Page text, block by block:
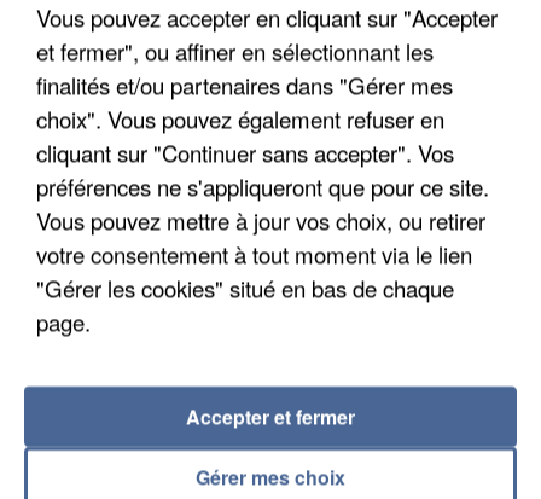
APRÈS TOUTES CES CANICULES, LES REFUGES
DE FAUNE SAUVAGE SONT...
Vous pouvez accepter en cliquant sur "Accepter
et fermer", ou affiner en sélectionnant les
finalités et/ou partenaires dans "Gérer mes
choix". Vous pouvez également refuser en
cliquant sur "Continuer sans accepter". Vos
préférences ne s'appliqueront que pour ce site.
Vous pouvez mettre à jour vos choix, ou retirer
votre consentement à tout moment via le lien
"Gérer les cookies" situé en bas de chaque
page.
Gérer mes choix
Accepter et fermer